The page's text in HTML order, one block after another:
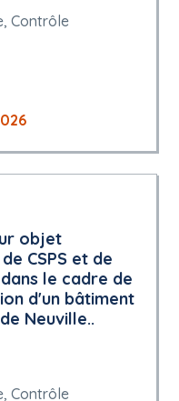
Contrôle
objet
CSPS et de
le cadre de
d'un bâtiment
Neuville..
Contrôle